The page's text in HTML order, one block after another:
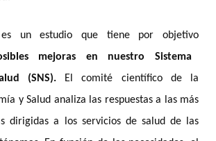
un estudio que tiene por objetivo
mejoras en nuestro Sistema
(SNS).
El comité científico de la
y Salud analiza las respuestas a las más
dirigidas a los servicios de salud de las